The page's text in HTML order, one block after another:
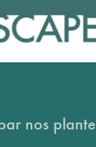
nos